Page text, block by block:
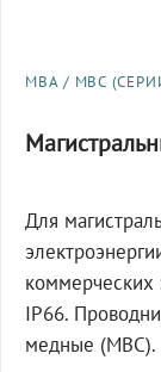
МВА / МВС
Для
коммерческих
IP66.
медные (МВС).